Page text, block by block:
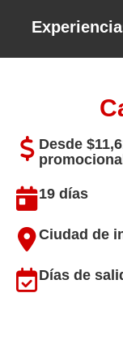
Desde
19 días
Ciudad de
Días de